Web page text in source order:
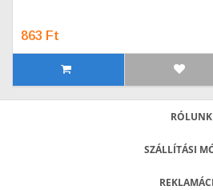
863 Ft
RÓLUNK
SZÁLLÍTÁSI